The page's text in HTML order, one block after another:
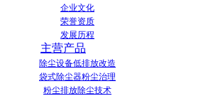
企业文化
荣誉资质
发展历程
主营产品
除尘设备低排放改造
袋式除尘器粉尘治理
粉尘排放除尘技术